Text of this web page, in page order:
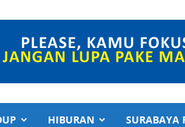
HIBURAN SURABAYA